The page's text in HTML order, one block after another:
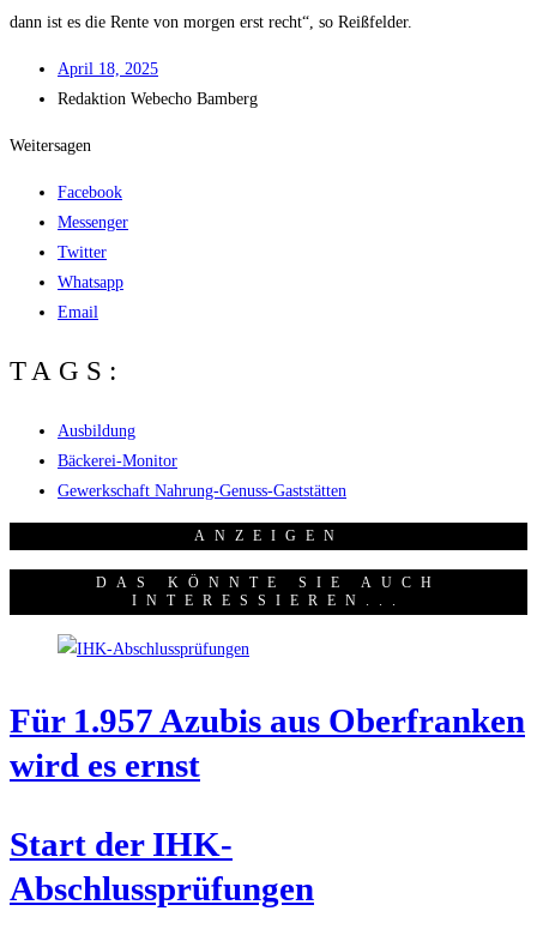
dann ist es die Ren­te von mor­gen erst recht“, so Reißfelder.
April 18, 2025
Redak­ti­on Web­echo Bamberg
Weitersagen
Facebook
Messenger
Twitter
Whatsapp
Email
TAGS:
Ausbildung
Bäckerei-Monitor
Gewerkschaft Nahrung-Genuss-Gaststätten
ANZEI­GEN
DAS KÖNNTE SIE AUCH
INTERESSIEREN...
Für 1.957 Azu­bis aus Ober­fran­ken
wird es ernst
Start der IHK-
Abschlussprüfungen